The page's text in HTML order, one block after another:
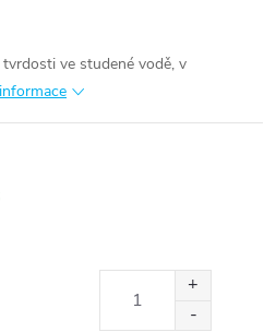
ve studené vodě, v